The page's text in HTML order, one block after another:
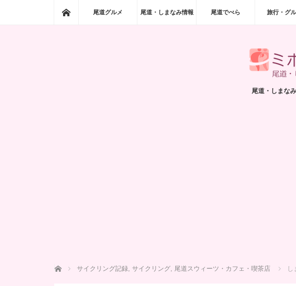
ホーム尾道グルメ 尾道・しまなみ情報 尾道でべら 旅行・グ
尾道・しまな
ホーム サイクリング記録, サイクリング, 尾道スウィーツ・カフェ・喫茶店